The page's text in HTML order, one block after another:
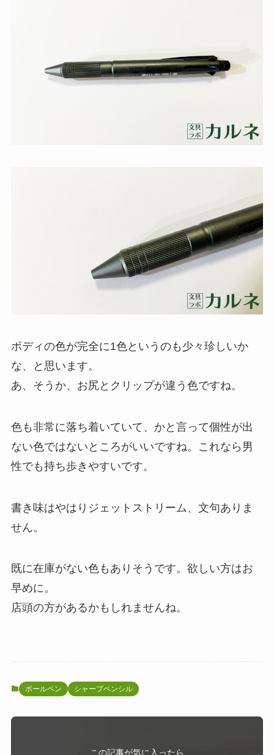
ボディの色が完全に1色というのも少々珍しいか
な、と思います。
あ、そうか、お尻とクリップが違う色ですね。
色も非常に落ち着いていて、かと言って個性が出
ない色ではないところがいいですね。これなら男
性でも持ち歩きやすいです。
書き味はやはりジェットストリーム、文句ありま
せん。
既に在庫がない色もありそうです。欲しい方はお
早めに。
店頭の方があるかもしれませんね。
ボールペン シャープペンシル
この記事が気に入ったら